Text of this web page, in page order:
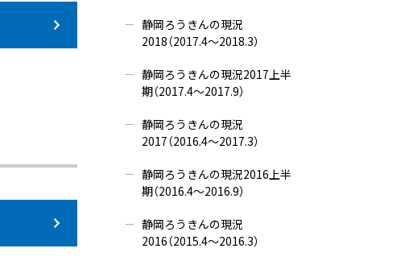
静岡ろうきんの現況
2018（2017.4～2018.3）
静岡ろうきんの現況2017上半
期（2017.4～2017.9）
静岡ろうきんの現況
2017（2016.4～2017.3）
静岡ろうきんの現況2016上半
期（2016.4～2016.9）
静岡ろうきんの現況
2016（2015.4～2016.3）